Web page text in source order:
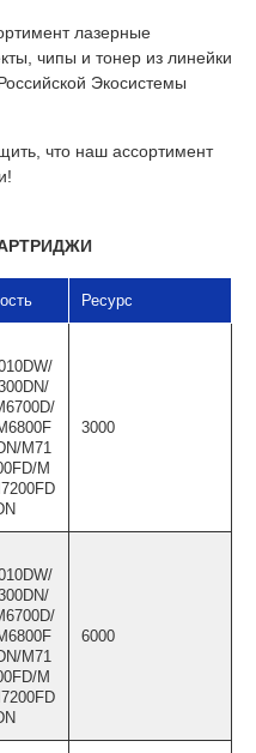
лазерные
чипы и тонер из линейки
Экосистемы
что наш ассортимент
Ресурс
M71
M
3000
M71
M
6000